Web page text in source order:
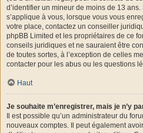
d’identifier un mineur de moins de 13
s’applique à vous, lorsque vous vous
votre place, contactez un conseiller
phpBB Limited et les propriétaires de ce
conseils juridiques et ne sauraient être
de toutes sortes, à l’exception de celles
contacter pour les abus ou les questions
Haut
Je souhaite m’enregistrer, mais je n’y
Il est possible qu’un administrateur du
nouveaux comptes. Il peut également